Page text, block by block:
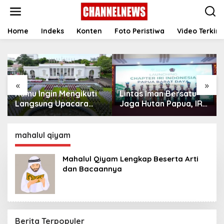
t
Home Indeks Konten Foto Peristiwa Video Terkini
« »
Kamu Ingin Mengikuti
Langsung Upacara
HUT Ke-81
Istana? Ini Link
Pendaftaran Resminya
di Sini
Lintas Iman Bersatu
Jaga Hutan Papua, IRI
Indonesia Resmikan
mahalul qiyam
Mahalul Qiyam Lengkap Beserta Arti
dan Bacaannya
Berita Terpopuler